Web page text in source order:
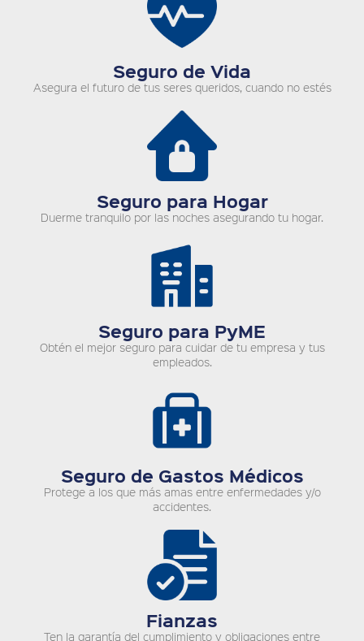
Seguro de Vida
Asegura el futuro de tus seres queridos, cuando no estés
Seguro para Hogar
Duerme tranquilo por las noches asegurando tu hogar.
Seguro para PyME
Obtén el mejor seguro para cuidar de tu empresa y tus
empleados.
Seguro de Gastos Médicos
Protege a los que más amas entre enfermedades y/o
accidentes.
Fianzas
Ten la garantía del cumplimiento y obligaciones entre